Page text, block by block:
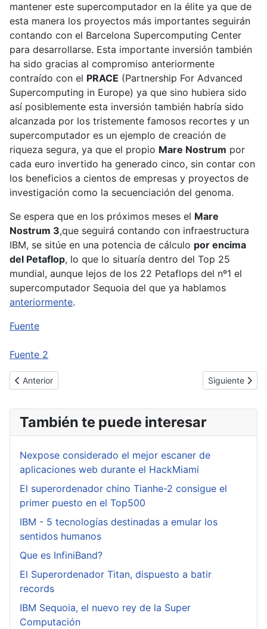
mantener este supercomputador en la élite ya que de
esta manera los proyectos más importantes seguirán
contando con el Barcelona Supercomputing Center
para desarrollarse. Esta importante inversión también
ha sido gracias al compromiso anteriormente
contraído con el PRACE (Partnership For Advanced
Supercomputing in Europe) ya que sino hubiera sido
así posiblemente esta inversión también habría sido
alcanzada por los tristemente famosos recortes y un
supercomputador es un ejemplo de creación de
riqueza segura, ya que el propio Mare Nostrum por
cada euro invertido ha generado cinco, sin contar con
los beneficios a cientos de empresas y proyectos de
investigación como la secuenciación del genoma.
Se espera que en los próximos meses el Mare
Nostrum 3,que seguirá contando con infraestructura
IBM, se sitúe en una potencia de cálculo por encima
del Petaflop, lo que lo situaría dentro del Top 25
mundial, aunque lejos de los 22 Petaflops del nº1 el
supercomputador Sequoia del que ya hablamos
anteriormente.
Fuente
Fuente 2
Artículo anterior: Mozilla Firefox 16.0.2, será esta una versión
Anterior Artículo
Siguiente
También te puede interesar
Nexpose considerado el mejor escaner de
aplicaciones web durante el HackMiami
El superordenador chino Tianhe-2 consigue el
primer puesto en el Top500
IBM - 5 tecnologías destinadas a emular los
sentidos humanos
Que es InfiniBand?
El Superordenador Titan, dispuesto a batir
records
IBM Sequoia, el nuevo rey de la Super
Computación